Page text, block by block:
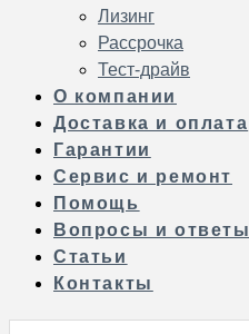
Лизинг
Рассрочка
Тест-драйв
О компании
Доставка и оплата
Гарантии
Сервис и ремонт
Помощь
Вопросы и ответы
Статьи
Контакты